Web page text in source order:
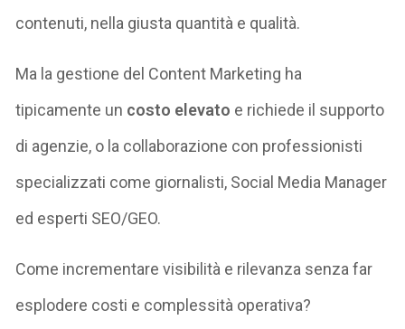
contenuti, nella giusta quantità e qualità.
Ma la gestione del Content Marketing ha
tipicamente un costo elevato e richiede il supporto
di agenzie, o la collaborazione con professionisti
specializzati come giornalisti, Social Media Manager
ed esperti SEO/GEO.
Come incrementare visibilità e rilevanza senza far
esplodere costi e complessità operativa?